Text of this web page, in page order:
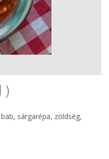
)
sárgarépa, zöldség,